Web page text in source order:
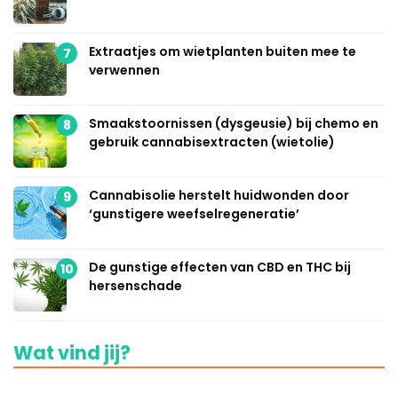
7
Extraatjes om wietplanten buiten mee te
verwennen
8
Smaakstoornissen (dysgeusie) bij chemo en
gebruik cannabisextracten (wietolie)
9
Cannabisolie herstelt huidwonden door
‘gunstigere weefselregeneratie’
10
De gunstige effecten van CBD en THC bij
hersenschade
Wat vind jij?